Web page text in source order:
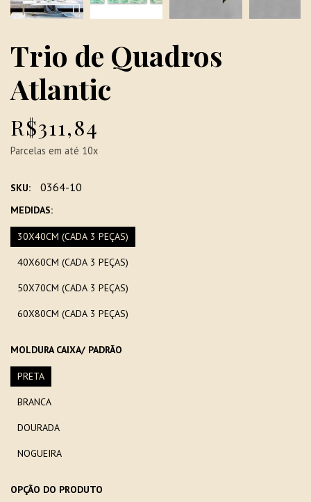
Trio de Quadros
Atlantic
R$311,84
Parcelas em até 10x
SKU: 0364-10
MEDIDAS:
30X40CM (CADA 3 PEÇAS)
40X60CM (CADA 3 PEÇAS)
50X70CM (CADA 3 PEÇAS)
60X80CM (CADA 3 PEÇAS)
MOLDURA CAIXA/ PADRÃO
PRETA
BRANCA
DOURADA
NOGUEIRA
OPÇÃO DO PRODUTO